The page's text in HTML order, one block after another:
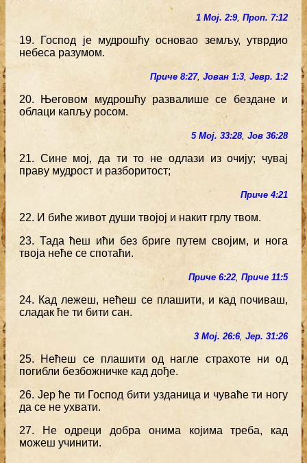
1 Мој. 2:9, Проп. 7:12
19. Господ је мудрошћу основао земљу, утврдио
небеса разумом.
Приче 8:27, Јован 1:3, Јевр. 1:2
20. Његовом мудрошћу развалише се бездане и
облаци капљу росом.
5 Мој. 33:28, Јов 36:28
21. Сине мој, да ти то не одлази из очију; чувај
праву мудрост и разборитост;
Приче 4:21
22. И биће живот души твојој и накит грлу твом.
23. Тада ћеш ићи без бриге путем својим, и нога
твоја неће се спотаћи.
Приче 6:22, Приче 11:5
24. Кад лежеш, нећеш се плашити, и кад почиваш,
сладак ће ти бити сан.
3 Мој. 26:6, Јер. 31:26
25. Нећеш се плашити од нагле страхоте ни од
погибли безбожничке кад дође.
26. Јер ће ти Господ бити узданица и чуваће ти ногу
да се не ухвати.
27. Не одреци добра онима којима треба, кад
можеш учинити.